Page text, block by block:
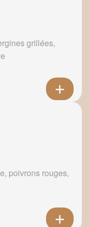
grillées,
poivrons rouges,